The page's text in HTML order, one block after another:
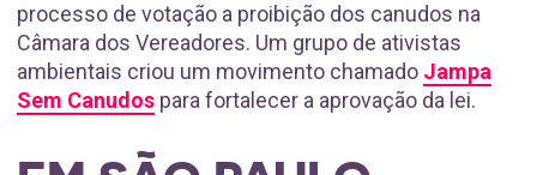
processo de votação a proibição dos canudos na
Câmara dos Vereadores. Um grupo de ativistas
ambientais criou um movimento chamado Jampa
Sem Canudos para fortalecer a aprovação da lei.